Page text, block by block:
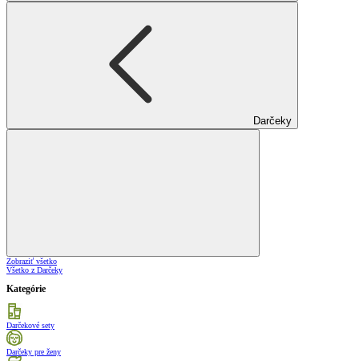
Darčeky
Zobraziť všetko
Všetko z Darčeky
Kategórie
Darčekové sety
Darčeky pre ženy